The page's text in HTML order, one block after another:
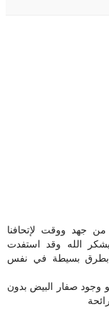
جهد ووقت لإتحافنا
الله وقد استفدت
بطرق بسيطة في نفس
وجود صفار البيض بدون